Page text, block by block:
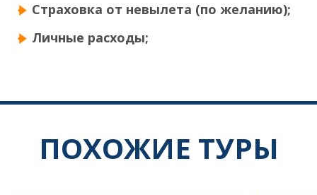
Страховка от невылета (по желанию);
Личные расходы;
ПОХОЖИЕ ТУРЫ